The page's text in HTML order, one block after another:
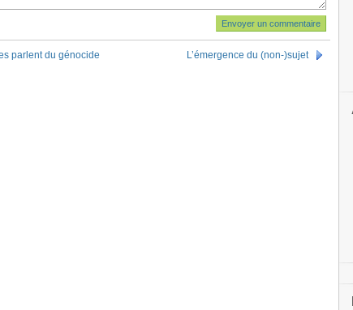
parlent du génocide L’émergence du (non-)sujet